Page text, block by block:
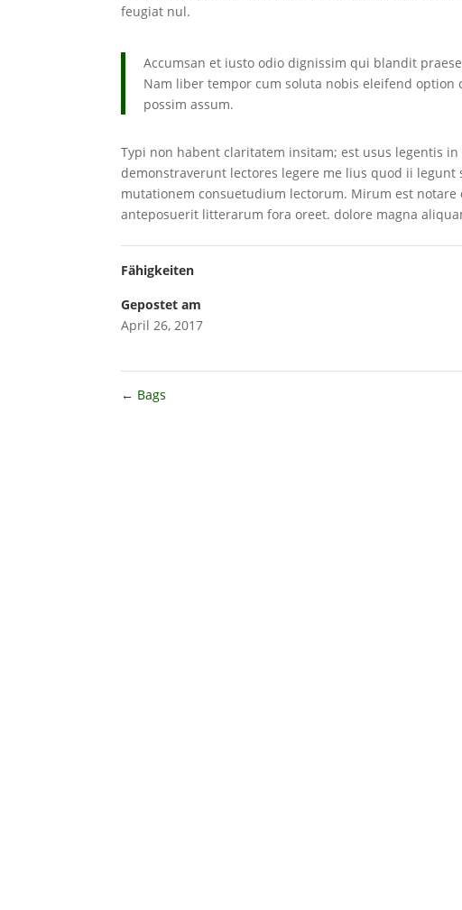
feugiat nul.
Accumsan et iusto odio dignissim qui blandit
Nam liber tempor cum soluta nobis eleifend
possim assum.
Typi non habent claritatem insitam; est usus legentis
demonstraverunt lectores legere me lius quod ii
mutationem consuetudium lectorum. Mirum est
anteposuerit litterarum fora oreet. dolore magna
Fähigkeiten
Gepostet am
April 26, 2017
← Bags